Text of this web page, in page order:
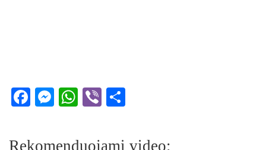
Facebook
Messenger
WhatsApp
Viber
Rekomenduojami video: